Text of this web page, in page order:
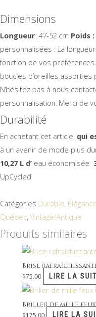
Dimensions
Longueur: 47-52 cm Poids
personnalisées : La
fonction de vos
boucles d’oreilles
N’hésitez pas à nous
personnalisation. Merci de
Durabilité
En achetant cet article, qui
à un avenir de mode plus
10,27 L d’ eau économisée
UpCycled
Catégories Durable,
Québec, Vintage/Antique
Produits similaires
Brise
$75.00 LIRE LA
Briller de mille feux
$175.00 LIRE LA